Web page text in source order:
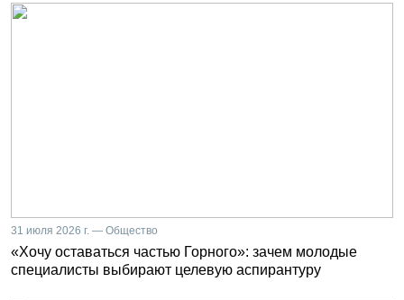
31 июля 2026 г. — Общество
«Хочу оставаться частью Горного»: зачем молодые
специалисты выбирают целевую аспирантуру